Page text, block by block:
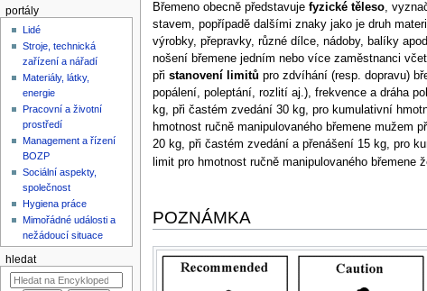
Břemeno obecně představuje fyzické těleso,
stavem, popřípadě dalšími znaky jako je druh
výrobky, přepravky, různé dílce, nádoby, balíky
nošení břemene jedním nebo více zaměstnanci
při stanovení limitů pro zdvíhání (resp. dopravu)
popálení, poleptání, rozlití aj.), frekvence a dráha
kg, při častém zvedání 30 kg, pro kumulativní
hmotnost ručně manipulovaného břemene mužem
20 kg, při častém zvedání a přenášení 15 kg, pro
limit pro hmotnost ručně manipulovaného břemene
POZNÁMKA
portály
Lidé
Stroje, technická
zařízení a nářadí
Materiály, látky,
energie
Pracovní a životní
prostředí
Management a řízení
BOZP
Sociální aspekty,
společnost
Hygiena práce
Mimořádné události a
nežádoucí situace
hledat